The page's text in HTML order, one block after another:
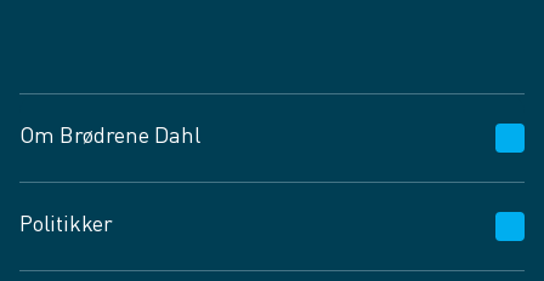
Om Brødrene Dahl
Vagttelefon 30 10 89 89
Politikker